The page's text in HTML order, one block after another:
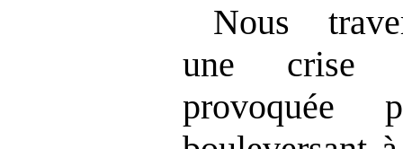
Nous
une crise
provoquée